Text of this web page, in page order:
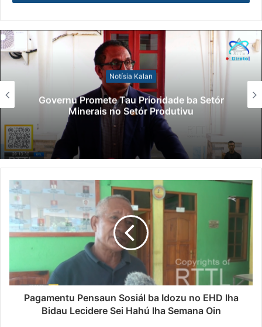
Notísia Kalan
Governu Promete Tau Prioridade ba Setór
Minerais no Setór Produtivu
Pagamentu Pensaun Sosiál ba Idozu no EHD Iha
Bidau Lecidere Sei Hahú Iha Semana Oin